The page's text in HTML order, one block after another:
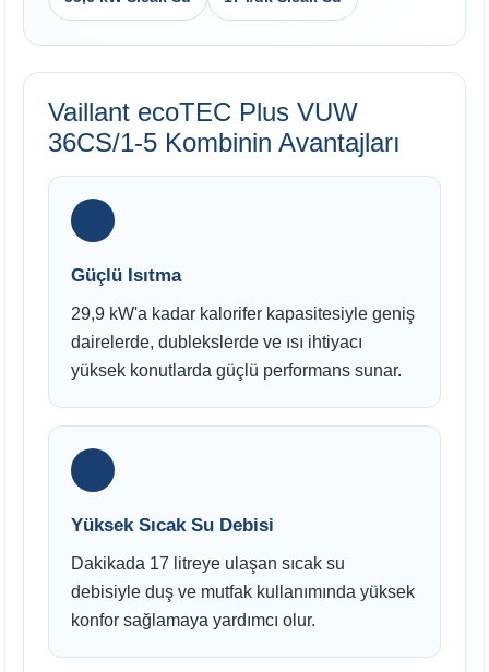
Vaillant ecoTEC Plus VUW
36CS/1-5 Kombinin Avantajları
Güçlü Isıtma
29,9 kW'a kadar kalorifer kapasitesiyle geniş
dairelerde, dublekslerde ve ısı ihtiyacı
yüksek konutlarda güçlü performans sunar.
Yüksek Sıcak Su Debisi
Dakikada 17 litreye ulaşan sıcak su
debisiyle duş ve mutfak kullanımında yüksek
konfor sağlamaya yardımcı olur.